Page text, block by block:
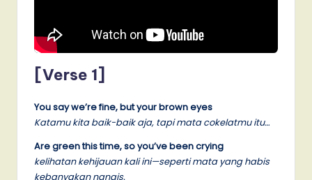
[Verse 1]
You say we’re fine, but your brown eyes
Katamu kita baik-baik aja, tapi mata cokelatmu itu…
Are green this time, so you’ve been crying
kelihatan kehijauan kali ini—seperti mata yang habis
kebanyakan nangis.